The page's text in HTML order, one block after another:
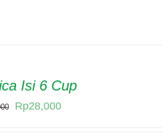
Isi 6 Cup
Original
Rp28,000Current